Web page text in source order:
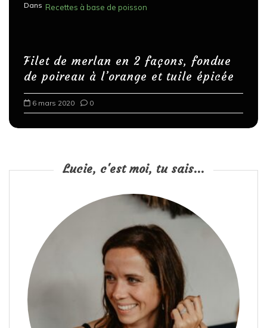
Dans Recettes à base de poisson
Filet de merlan en 2 façons, fondue
de poireau à l’orange et tuile épicée
6 mars 2020 0
Lucie, c'est moi, tu sais...